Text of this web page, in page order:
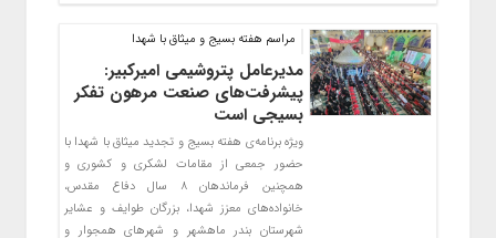
مراسم هفته بسیج و میثاق با شهدا
مدیرعامل پتروشیمی امیرکبیر:
پیشرفت‌های صنعت مرهون تفکر
بسیجی است
ویژه برنامه‌ی هفته بسیج و تجدید میثاق با شهدا با
حضور جمعی از مقامات لشکری و کشوری و
همچنین فرماندهان ۸ سال دفاع مقدس،
خانواده‌های معزز شهدا، بزرگان طوایف و عشایر
شهرستان بندر ماهشهر و شهرهای همجوار و